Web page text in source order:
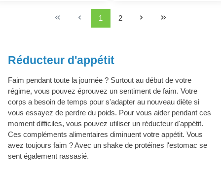
1 2
Réducteur d'appétit
Faim pendant toute la journée ? Surtout au début de votre
régime, vous pouvez éprouvez un sentiment de faim. Votre
corps a besoin de temps pour s'adapter au nouveau diète si
vous essayez de perdre du poids. Pour vous aider pendant ces
moment difficiles, vous pouvez utiliser un réducteur d'appétit.
Ces compléments alimentaires diminuent votre appétit. Vous
avez toujours faim ? Avec un shake de protéines l'estomac se
sent également rassasié.